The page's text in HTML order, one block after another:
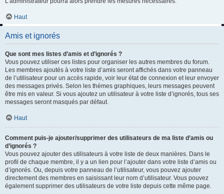
Haut
Amis et ignorés
Que sont mes listes d’amis et d’ignorés ?
Vous pouvez utiliser ces listes pour organiser les autres membres du forum.
Les membres ajoutés à votre liste d’amis seront affichés dans votre panneau
de l’utilisateur pour un accès rapide, voir leur état de connexion et leur envoyer
des messages privés. Selon les thèmes graphiques, leurs messages peuvent
être mis en valeur. Si vous ajoutez un utilisateur à votre liste d’ignorés, tous ses
messages seront masqués par défaut.
Haut
Comment puis-je ajouter/supprimer des utilisateurs de ma liste d’amis ou
d’ignorés ?
Vous pouvez ajouter des utilisateurs à votre liste de deux manières. Dans le
profil de chaque membre, il y a un lien pour l’ajouter dans votre liste d’amis ou
d’ignorés. Ou, depuis votre panneau de l’utilisateur, vous pouvez ajouter
directement des membres en saisissant leur nom d’utilisateur. Vous pouvez
également supprimer des utilisateurs de votre liste depuis cette même page.